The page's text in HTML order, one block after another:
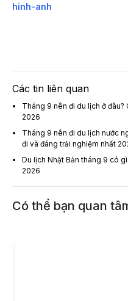
hinh-anh
Các tin liên quan
Tháng 9 nên đi du lịch ở đâu?
2026
Tháng 9 nên đi du lịch nước
đi và đáng trải nghiệm nhất
Du lịch Nhật Bản tháng 9 có
2026
Có thể bạn quan